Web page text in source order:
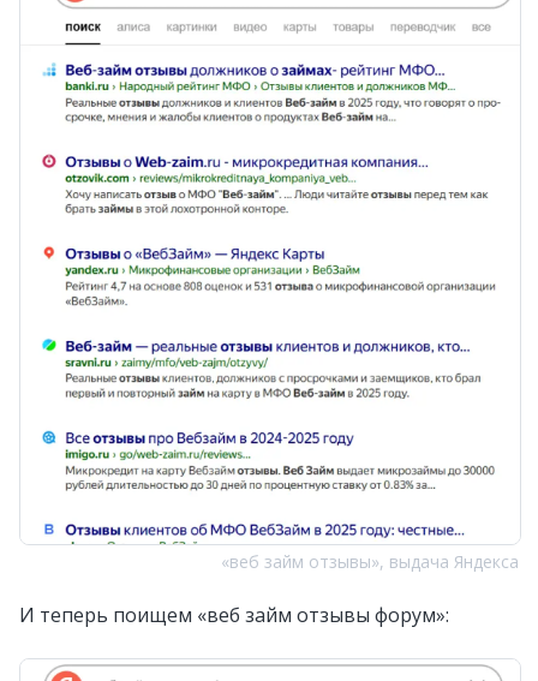
«веб займ отзывы», выдача Яндекса
И теперь поищем «веб займ отзывы форум»: